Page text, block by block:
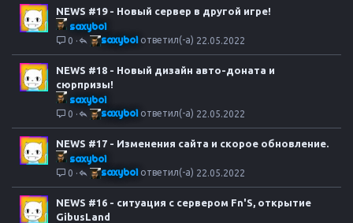
NEWS #19 - Новый сервер в другой игре!
saxyboi
0 22.05.2022
saxyboi
NEWS #18 - Новый дизайн авто-доната и
сюрпризы!
saxyboi
0 22.05.2022
saxyboi
NEWS #17 - Изменения сайта и скорое обновление.
saxyboi
0 22.05.2022
saxyboi
NEWS #16 - ситуация с сервером Fn'S, открытие
GibusLand